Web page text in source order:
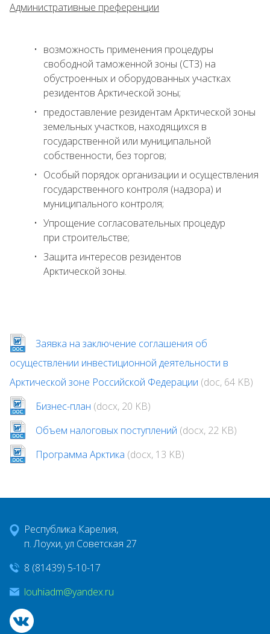
Административные преференции
возможность применения процедуры
свободной таможенной зоны (СТЗ) на
обустроенных и оборудованных участках
резидентов Арктической зоны;
предоставление резидентам Арктической зоны
земельных участков, находящихся в
государственной или муниципальной
собственности, без торгов;
Особый порядок организации и осуществления
государственного контроля (надзора) и
муниципального контроля;
Упрощение согласовательных процедур
при строительстве;
Защита интересов резидентов
Арктической зоны.
Заявка на заключение соглашения об
осуществлении инвестиционной деятельности в
Арктической зоне Российской Федерации (doc, 64 KB)
Бизнес-план (docx, 20 KB)
Объем налоговых поступлений (docx, 22 KB)
Программа Арктика (docx, 13 KB)
Республика Карелия,
п. Лоухи, ул Советская 27
8 (81439) 5-10-17
louhiadm@yandex.ru